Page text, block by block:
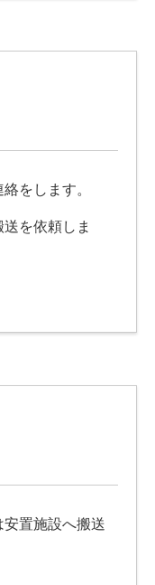
をします。
を依頼しま
置施設へ搬送